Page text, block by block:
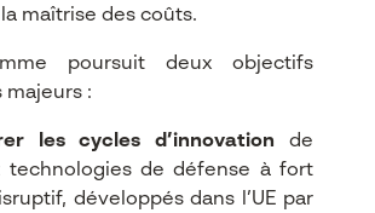
maîtrise des coûts.​
poursuit deux objectifs
majeurs :​
les cycles d’innovation de
technologies de défense à fort
développés dans l’UE par